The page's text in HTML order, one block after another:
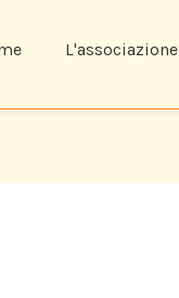
L'associazione